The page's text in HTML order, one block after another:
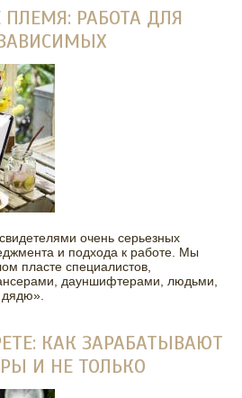
РАБОТА ДЛЯ
очень серьезных
и подхода к работе. Мы
пласте специалистов,
дауншифтерами, людьми,
дядю».
КАК ЗАРАБАТЫВАЮТ
И НЕ ТОЛЬКО